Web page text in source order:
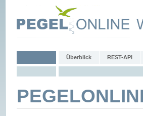
Überblick REST-API